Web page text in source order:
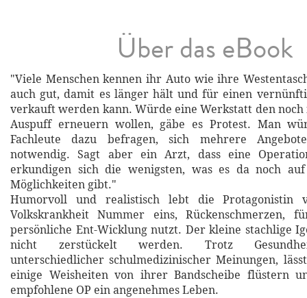
Über das eBook
"Viele Menschen kennen ihr Auto wie ihre
auch gut, damit es länger hält und für einen
verkauft werden kann. Würde eine Werkstatt den
Auspuff erneuern wollen, gäbe es Protest. Man
Fachleute dazu befragen, sich mehrere
notwendig. Sagt aber ein Arzt, dass eine
erkundigen sich die wenigsten, was es da noch
Möglichkeiten gibt."
Humorvoll und realistisch lebt die Protagonistin
Volkskrankheit Nummer eins, Rückenschmerzen,
persönliche Ent-Wicklung nutzt. Der kleine stachlige
nicht zerstückelt werden. Trotz
unterschiedlicher schulmedizinischer Meinungen,
einige Weisheiten von ihrer Bandscheibe flüstern
empfohlene OP ein angenehmes Leben.